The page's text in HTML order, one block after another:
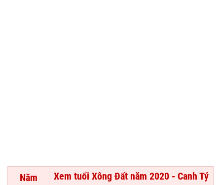
Năm
Xem tuổi Xông Đất năm 2020 - Canh Tý